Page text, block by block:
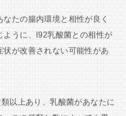
たの腸内環境と相性が良く
ように、l92乳酸菌との相性が
状が改善されない可能性があ
以上あり、乳酸菌があなたに